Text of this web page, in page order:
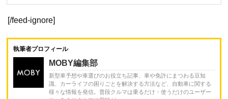
[/feed-ignore]
執筆者プロフィール
MOBY編集部
新型車予想や車選びのお役立ち記事、車や免許にまつわる豆知
識、カーライフの困りごとを解決する方法など、自動車に関する
様々な情報を発信。普段クルマは乗るだけ・使うだけのユーザー